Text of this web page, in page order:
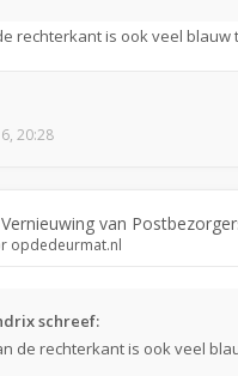
rechterkant is ook veel blauw
20:28
Vernieuwing van
opdedeurmat.nl
schreef:
de rechterkant is ook veel